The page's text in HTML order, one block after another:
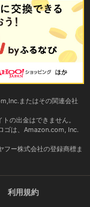
またはその関連会社
の出金はできません。
ゴは、Amazon.com, Inc.
フー株式会社の登録商標ま
利用規約